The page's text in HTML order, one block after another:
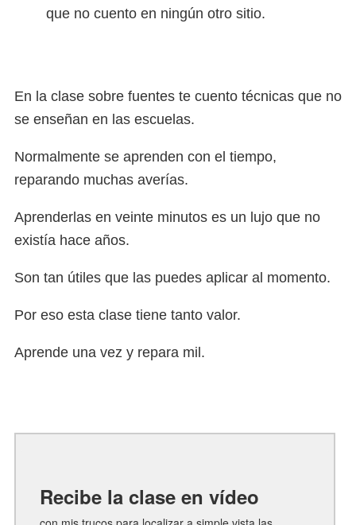
que no cuento en ningún otro sitio.
En la clase sobre fuentes te cuento técnicas que no
se enseñan en las escuelas.
Normalmente se aprenden con el tiempo,
reparando muchas averías.
Aprenderlas en veinte minutos es un lujo que no
existía hace años.
Son tan útiles que las puedes aplicar al momento.
Por eso esta clase tiene tanto valor.
Aprende una vez y repara mil.